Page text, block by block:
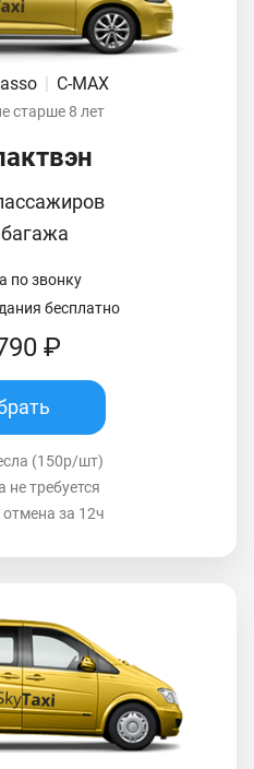
| C-MAX
старше 8 лет
по звонку
бесплатно
₽
(150р/шт)
не требуется
за 12ч